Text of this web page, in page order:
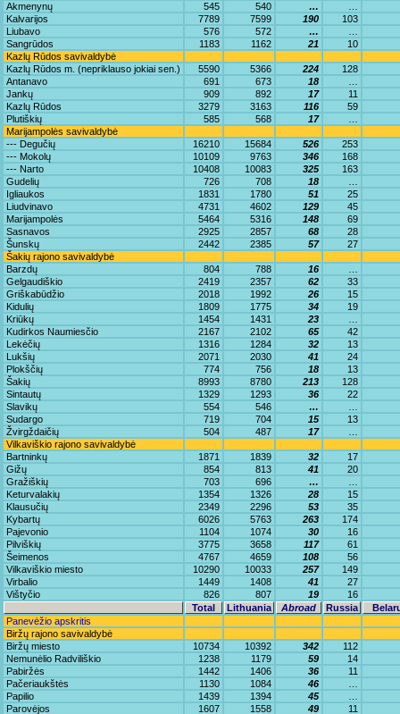
Akmenynų
545 540 …
Kalvarijos
7789 7599 190
103
Liubavo
576 572 …
Sangrūdos
1183 1162 21
10
Kazlų Rūdos savivaldybė
Kazlų Rūdos m. (nepriklauso jokiai sen.)
5590 5366 224
128
Antanavo
691 673 18
Jankų
909 892 17
11
Kazlų Rūdos
3279 3163 116
59
Plutiškių
585 568 17
Marijampolės savivaldybė
--- Degučių
16210 15684 526
253
--- Mokolų
10109 9763 346
168
--- Narto
10408 10083 325
163
Gudelių
726 708 18
Igliaukos
1831 1780 51
25
Liudvinavo
4731 4602 129
45
Marijampolės
5464 5316 148
69
Sasnavos
2925 2857 68
28
Šunskų
2442 2385 57
27
Šakių rajono savivaldybė
Barzdų
804 788 16
Gelgaudiškio
2419 2357 62
33
Griškabūdžio
2018 1992 26
15
Kidulių
1809 1775 34
19
Kriūkų
1454 1431 23
Kudirkos Naumiesčio
2167 2102 65
42
Lekėčių
1316 1284 32
13
Lukšių
2071 2030 41
24
Plokščių
774 756 18
13
Šakių
8993 8780 213
128
Sintautų
1329 1293 36
22
Slavikų
554 546 …
Sudargo
719 704 15
13
Žvirgždaičių
504 487 17
Vilkaviškio rajono savivaldybė
Bartninkų
1871 1839 32
17
Gižų
854 813 41
20
Gražiškių
703 696 …
Keturvalakių
1354 1326 28
15
Klausučių
2349 2296 53
35
Kybartų
6026 5763 263
174
Pajevonio
1104 1074 30
16
Pilviškių
3775 3658 117
61
Šeimenos
4767 4659 108
56
Vilkaviškio miesto
10290 10033 257
149
Virbalio
1449 1408 41
27
Vištyčio
826 807 19
16
Total
Lithuania Abroad Russia
Panevėžio apskritis
Biržų rajono savivaldybė
Biržų miesto
10734 10392 342
112
Nemunėlio Radviliškio
1238 1179 59
14
Pabiržės
1442 1406 36
11
Pačeriaukštės
1130 1084 46
Papilio
1439 1394 45
Parovėjos
1607 1558 49 11